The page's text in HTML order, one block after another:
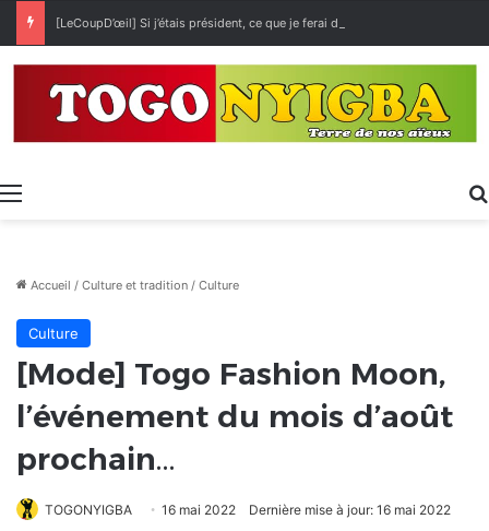
[LeCoupD’œil] Si j’étais président, ce que je ferai des « Évalas »
Menu
Accueil / Culture et tradition / Culture
Culture
[Mode] Togo Fashion Moon,
l’événement du mois d’août
prochain…
TOGONYIGBA 16 mai 2022 Dernière mise à jour: 16 mai 2022